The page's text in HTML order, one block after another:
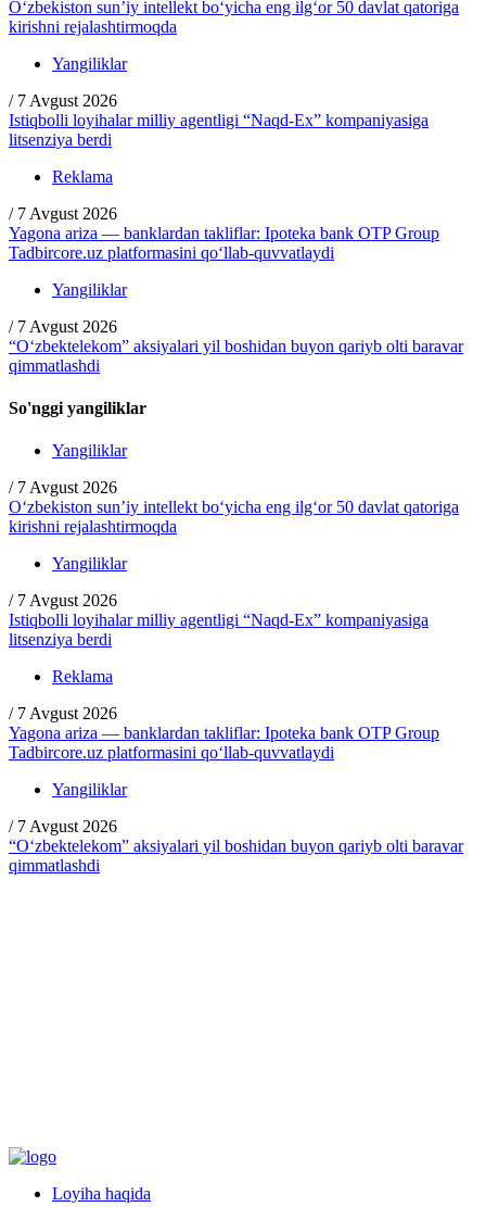
O‘zbekiston sun’iy intellekt bo‘yicha eng ilg‘or 50 davlat qatoriga
kirishni rejalashtirmoqda
Yangiliklar
/ 7 Avgust 2026
Istiqbolli loyihalar milliy agentligi “Naqd-Ex” kompaniyasiga
litsenziya berdi
Reklama
/ 7 Avgust 2026
Yagona ariza — banklardan takliflar: Ipoteka bank OTP Group
Tadbircore.uz platformasini qo‘llab-quvvatlaydi
Yangiliklar
/ 7 Avgust 2026
“O‘zbektelekom” aksiyalari yil boshidan buyon qariyb olti baravar
qimmatlashdi
So'nggi yangiliklar
Yangiliklar
/ 7 Avgust 2026
O‘zbekiston sun’iy intellekt bo‘yicha eng ilg‘or 50 davlat qatoriga
kirishni rejalashtirmoqda
Yangiliklar
/ 7 Avgust 2026
Istiqbolli loyihalar milliy agentligi “Naqd-Ex” kompaniyasiga
litsenziya berdi
Reklama
/ 7 Avgust 2026
Yagona ariza — banklardan takliflar: Ipoteka bank OTP Group
Tadbircore.uz platformasini qo‘llab-quvvatlaydi
Yangiliklar
/ 7 Avgust 2026
“O‘zbektelekom” aksiyalari yil boshidan buyon qariyb olti baravar
qimmatlashdi
Loyiha haqida